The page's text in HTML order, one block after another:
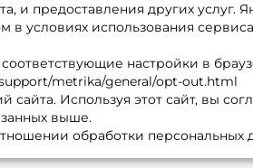
и предоставления других услуг.
в условиях использования
настройки в
metrika/general/opt-out.html
Используя этот сайт, вы
выше.
обработки персональных